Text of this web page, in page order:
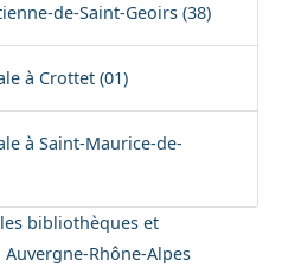
de-Saint-Geoirs (38)
à Crottet (01)
à Saint-Maurice-de-
bibliothèques et
Rhône-Alpes